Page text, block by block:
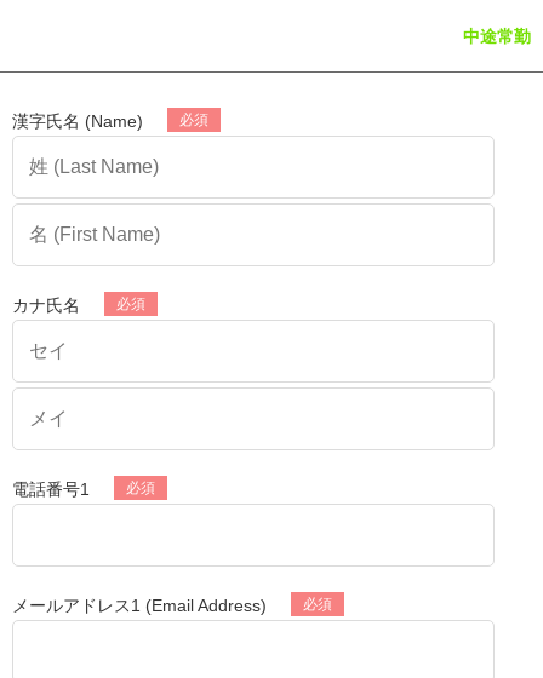
中途常勤
漢字氏名 (Name)
カナ氏名
電話番号1
メールアドレス1 (Email Address)